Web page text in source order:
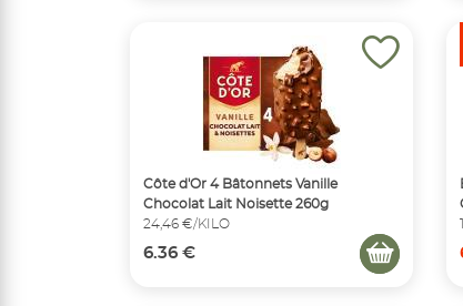
Côte d'Or 4 Bâtonnets Vanille
Chocolat Lait Noisette 260g
24,46 €/KILO
6.36 €